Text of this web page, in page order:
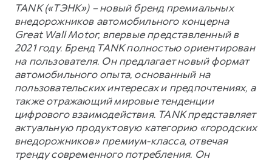
TANK («ТЭНК») – новый бренд премиальных
внедорожников автомобильного концерна
Great Wall Motor, впервые представленный в
2021 году. Бренд TANK полностью ориентирован
на пользователя. Он предлагает новый формат
автомобильного опыта, основанный на
пользовательских интересах и предпочтениях, а
также отражающий мировые тенденции
цифрового взаимодействия. TANK представляет
актуальную продуктовую категорию «городских
внедорожников» премиум-класса, отвечая
тренду современного потребления. Он